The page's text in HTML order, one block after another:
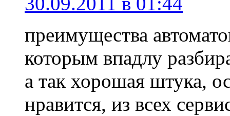
преимущества
которым впадлу
а так хорошая штука,
нравится, из всех